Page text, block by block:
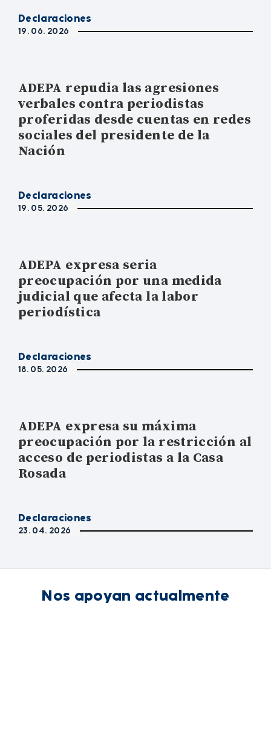
Declaraciones
19. 06. 2026
ADEPA repudia las agresiones
verbales contra periodistas
proferidas desde cuentas en redes
sociales del presidente de la
Nación
Declaraciones
19. 05. 2026
ADEPA expresa seria
preocupación por una medida
judicial que afecta la labor
periodística
Declaraciones
18. 05. 2026
ADEPA expresa su máxima
preocupación por la restricción al
acceso de periodistas a la Casa
Rosada
Declaraciones
23. 04. 2026
Nos apoyan actualmente